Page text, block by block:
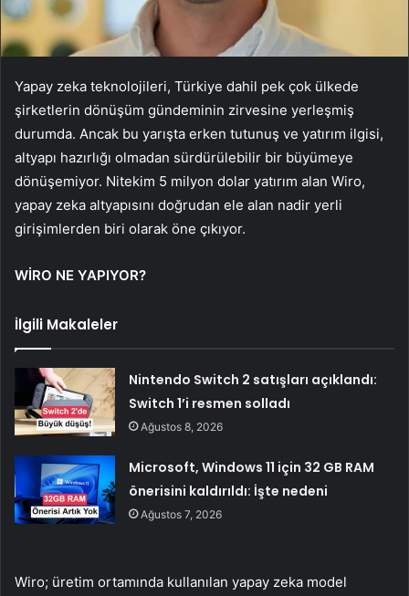
Yapay zeka teknolojileri, Türkiye dahil pek çok ülkede
şirketlerin dönüşüm gündeminin zirvesine yerleşmiş
durumda. Ancak bu yarışta erken tutunuş ve yatırım ilgisi,
altyapı hazırlığı olmadan sürdürülebilir bir büyümeye
dönüşemiyor. Nitekim 5 milyon dolar yatırım alan Wiro,
yapay zeka altyapısını doğrudan ele alan nadir yerli
girişimlerden biri olarak öne çıkıyor.
WİRO NE YAPIYOR?
İlgili Makaleler
Nintendo Switch 2 satışları açıklandı:
Switch 1’i resmen solladı
Ağustos 8, 2026
Microsoft, Windows 11 için 32 GB RAM
önerisini kaldırıldı: İşte nedeni
Ağustos 7, 2026
Wiro; üretim ortamında kullanılan yapay zeka model